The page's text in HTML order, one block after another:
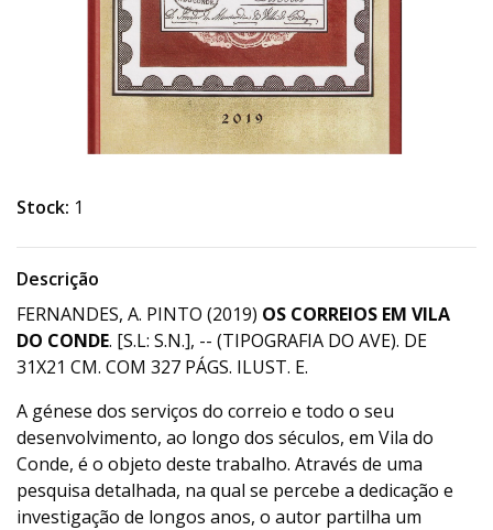
Stock: 1
Descrição
FERNANDES, A. PINTO (2019) OS CORREIOS EM VILA
DO CONDE. [S.L: S.N.], -- (TIPOGRAFIA DO AVE). DE
31X21 CM. COM 327 PÁGS. ILUST. E.
A génese dos serviços do correio e todo o seu
desenvolvimento, ao longo dos séculos, em Vila do
Conde, é o objeto deste trabalho. Através de uma
pesquisa detalhada, na qual se percebe a dedicação e
investigação de longos anos, o autor partilha um